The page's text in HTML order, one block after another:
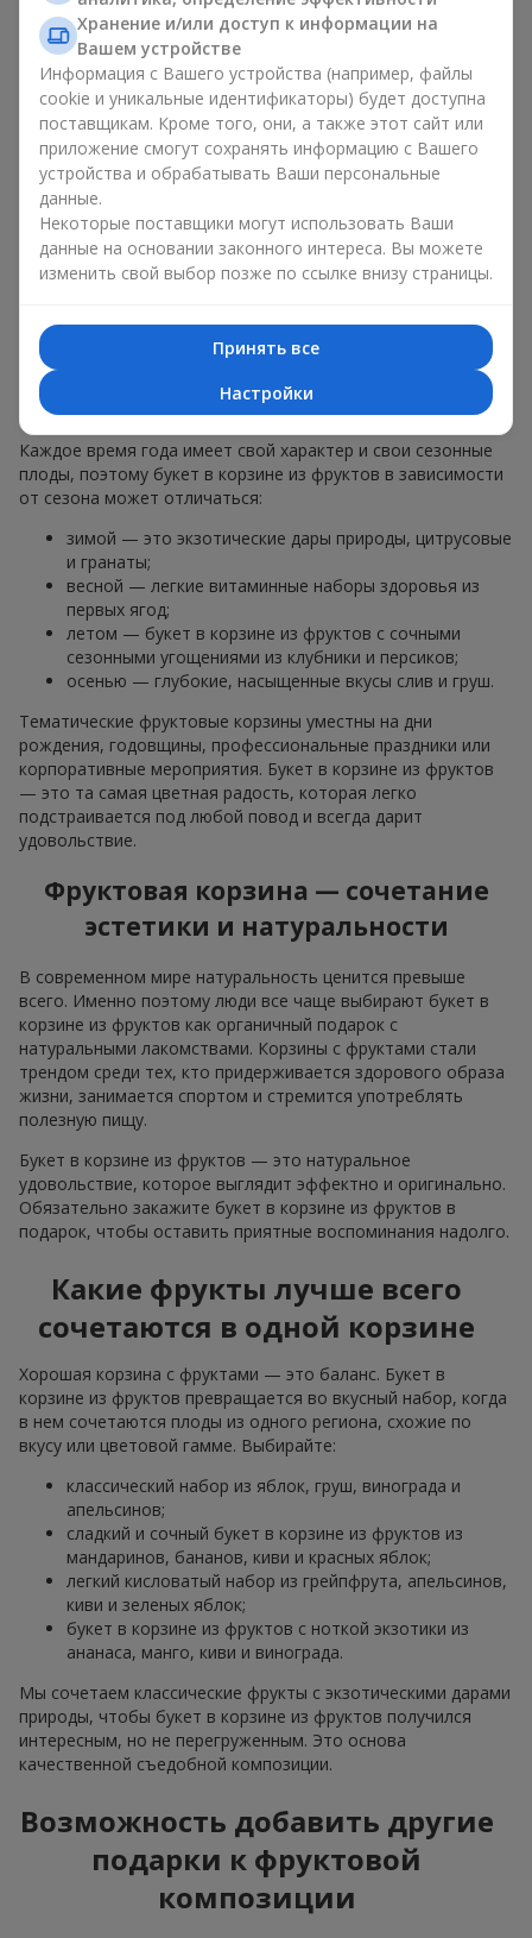
меньше, чем наполнение. Именно праздничное оформление
превращает обычный букет в корзине из фруктов в
гастрономический подарок. В компании
Flowers.ua
мы
всегда учитываем пожелания клиента при создании декора.
При формировании композиции используются натуральные
материалы, продуманная упаковка вкуса и, конечно,
декоративные элементы, соответствующие событию.
По желанию клиента корзина с фруктами может быть
оформлена в прозрачной пленке или стильной коробке —
всегда с праздничной подачей, которая выглядит аккуратно
и презентабельно.
Тематические фруктовые
композиции для праздников
и сезонов
Каждое время года имеет свой характер и свои сезонные
плоды, поэтому букет в корзине из фруктов в зависимости
от сезона может отличаться:
зимой — это экзотические дары природы, цитрусовые
и гранаты;
весной — легкие витаминные наборы здоровья из
первых ягод;
летом — букет в корзине из фруктов с сочными
сезонными угощениями из клубники и персиков;
осенью — глубокие, насыщенные вкусы слив и груш.
Тематические фруктовые корзины уместны на дни
рождения, годовщины, профессиональные праздники или
корпоративные мероприятия. Букет в корзине из фруктов
— это та самая цветная радость, которая легко
подстраивается под любой повод и всегда дарит
удовольствие.
Фруктовая корзина — сочетание
эстетики и натуральности
В современном мире натуральность ценится превыше
всего. Именно поэтому люди все чаще выбирают букет в
корзине из фруктов как органичный подарок с
натуральными лакомствами. Корзины с фруктами стали
трендом среди тех, кто придерживается здорового образа
жизни, занимается спортом и стремится употреблять
полезную пищу.
Букет в корзине из фруктов — это натуральное
удовольствие, которое выглядит эффектно и оригинально.
Обязательно закажите букет в корзине из фруктов в
подарок, чтобы оставить приятные воспоминания надолго.
Какие фрукты лучше всего
сочетаются в одной корзине
Хорошая корзина с фруктами — это баланс. Букет в
корзине из фруктов превращается во вкусный набор, когда
в нем сочетаются плоды из одного региона, схожие по
вкусу или цветовой гамме. Выбирайте:
классический набор из яблок, груш, винограда и
апельсинов;
сладкий и сочный букет в корзине из фруктов из
мандаринов, бананов, киви и красных яблок;
легкий кисловатый набор из грейпфрута, апельсинов,
киви и зеленых яблок;
букет в корзине из фруктов с ноткой экзотики из
ананаса, манго, киви и винограда.
Мы сочетаем классические фрукты с экзотическими дарами
природы, чтобы букет в корзине из фруктов получился
интересным, но не перегруженным. Это основа
качественной съедобной композиции.
Возможность добавить другие
подарки к фруктовой
композиции
Хранение и/или доступ к информации на
Вашем устройстве
Информация с Вашего устройства (например, файлы
cookie и уникальные идентификаторы) будет доступна
поставщикам. Кроме того, они, а также этот сайт или
приложение смогут сохранять информацию с Вашего
устройства и обрабатывать Ваши персональные
данные.
Некоторые поставщики могут использовать Ваши
данные на основании законного интереса. Вы можете
изменить свой выбор позже по ссылке внизу страницы.
Принять все
Настройки